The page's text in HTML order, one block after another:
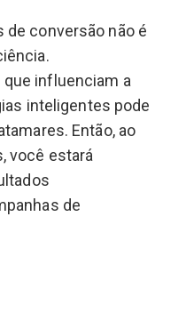
de conversão não é
influenciam a
inteligentes pode
Então, ao
você estará
de